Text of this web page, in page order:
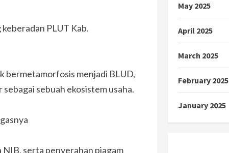
PLUT Kab.
bermetamorfosis menjadi BLUD,
sebuah ekosistem usaha.
NIB, serta penyerahan piagam
May 2025
April 2025
March 2025
February 2025
January 2025